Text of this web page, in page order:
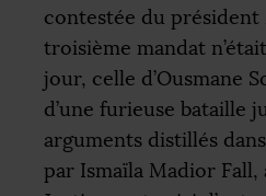
contestée du président
troisième mandat
jour, celle d’Ousmane
d’une furieuse bataille
arguments distillés
par Ismaïla Madior